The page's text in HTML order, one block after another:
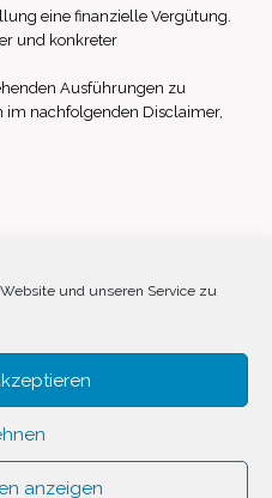
und unseren Service zu
anzeigen
eine finanzielle Vergütung.
und konkreter
Ausführungen zu
im nachfolgenden Disclaimer,
Disclaimer